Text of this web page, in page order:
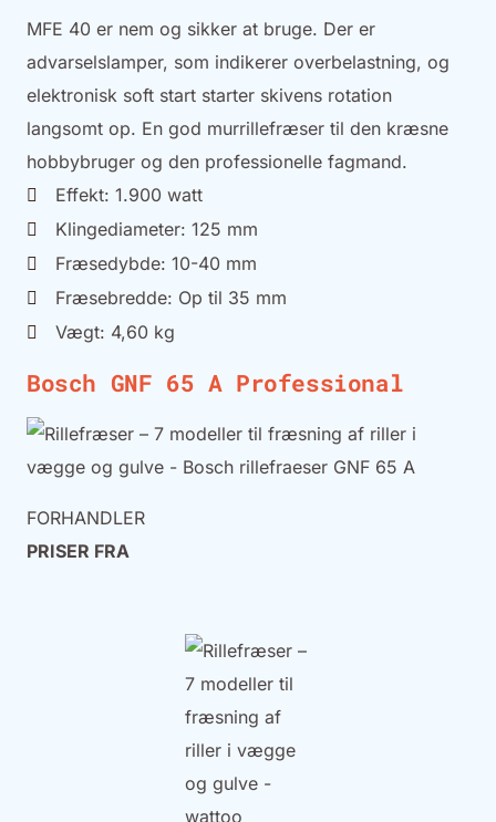
MFE 40 er nem og sikker at bruge. Der er
advarselslamper, som indikerer overbelastning, og
elektronisk soft start starter skivens rotation
langsomt op. En god murrillefræser til den kræsne
hobbybruger og den professionelle fagmand.
Effekt: 1.900 watt
Klingediameter: 125 mm
Fræsedybde: 10-40 mm
Fræsebredde: Op til 35 mm
Vægt: 4,60 kg
Bosch GNF 65 A Professional
FORHANDLER
PRISER FRA